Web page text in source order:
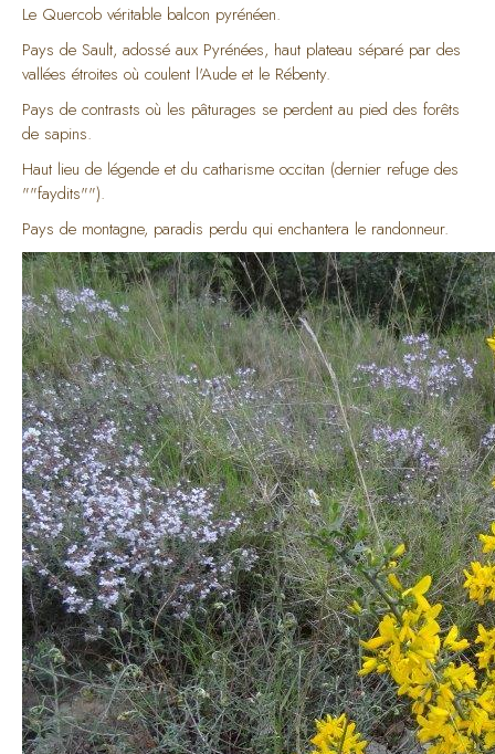
Le Quercob véritable balcon pyrénéen.
Pays de Sault, adossé aux Pyrénées, haut plateau séparé par des
vallées étroites où coulent l'Aude et le Rébenty.
Pays de contrasts où les pâturages se perdent au pied des forêts
de sapins.
Haut lieu de légende et du catharisme occitan (dernier refuge des
""faydits"").
Pays de montagne, paradis perdu qui enchantera le randonneur.